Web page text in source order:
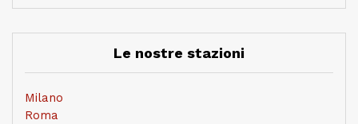
Le nostre stazioni
Milano
Roma